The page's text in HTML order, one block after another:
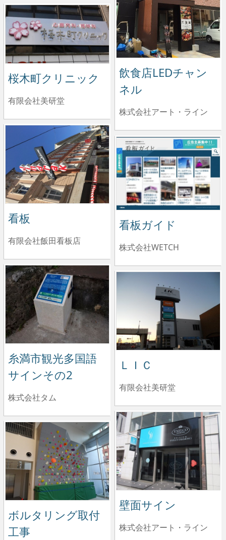
飲食店LEDチャン
ネル
株式会社アート・ライン
桜木町クリニック
有限会社美研堂
看板
有限会社飯田看板店
看板ガイド
株式会社WETCH
糸満市観光多国語
サインその2
株式会社タム
ＬＩＣ
有限会社美研堂
壁面サイン
株式会社アート・ライン
ボルタリング取付
工事